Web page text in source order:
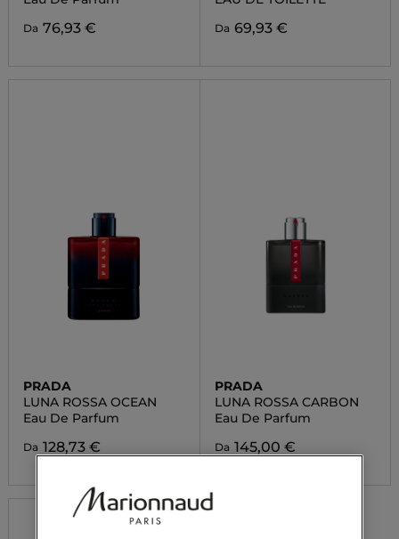
Da 76,93 € Da 69,93 €
PRADA
LUNA ROSSA OCEAN
Eau De Parfum
Da 128,73 €
PRADA
LUNA ROSSA CARBON
Eau De Parfum
Da 145,00 €